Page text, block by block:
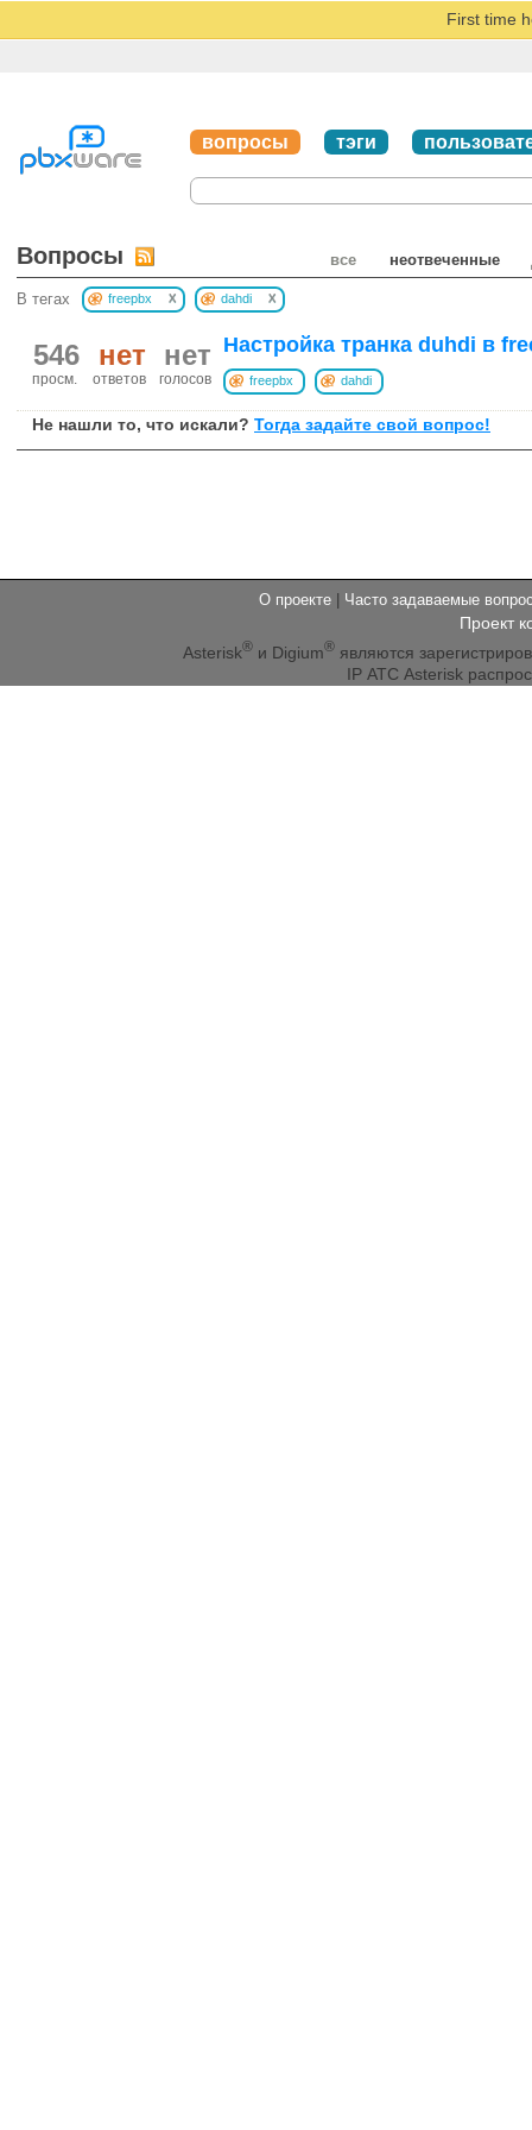
First time
вопросы тэги
все неотвеченные
Вопросы
В тегах freepbx x dahdi x
нет
голосов
нет
ответов
546
просм.
Настройка транка duhdi в
freepbx dahdi
Не нашли то, что искали? Тогда задайте свой вопрос!
О проекте | Часто задаваемые
Проект
Asterisk®и Digium®являются
IP АТС Asterisk